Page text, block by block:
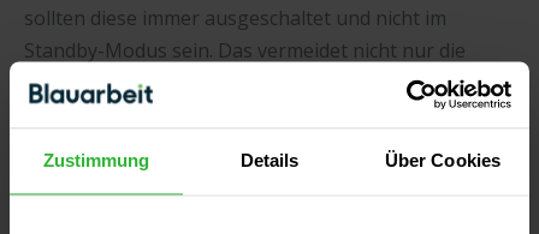
Zustimmung Details Über Cookies
sollten diese immer ausgeschaltet und nicht im
Standby-Modus sein. Das vermeidet nicht nur die
Wärmeabgabe dieser Geräte, sondern spart auch
Fazit: Effektive Kühlung nur mit Hilfsmitteln